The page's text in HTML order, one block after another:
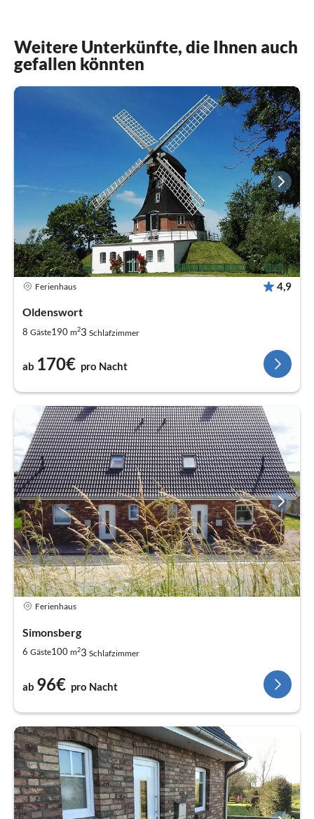
Weitere Unterkünfte, die Ihnen auch
gefallen könnten
Ferienhaus 4,9
Oldenswort
8 Gäste190 m23 Schlafzimmer
ab 170€ pro Nacht
Ferienhaus
Simonsberg
6 Gäste100 m23 Schlafzimmer
ab 96€ pro Nacht